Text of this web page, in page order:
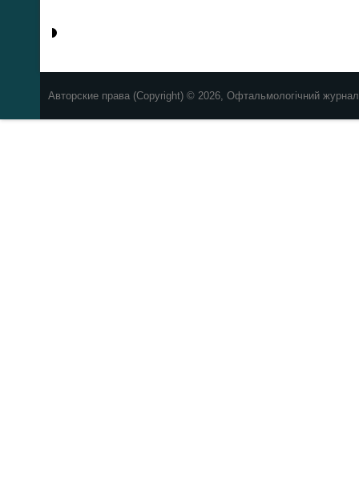
Авторские права (Copyright) © 2026, Офтальмологічний